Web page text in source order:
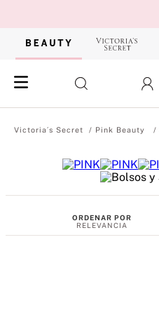
Pink Beauty
ORDENAR POR
RELEVANCIA